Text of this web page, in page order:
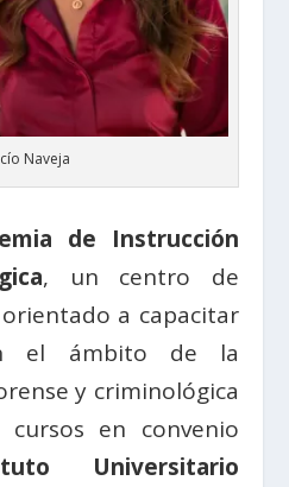
Naveja
de Instrucción
, un centro de
a capacitar
el ámbito de la
y criminológica
en convenio
Universitario